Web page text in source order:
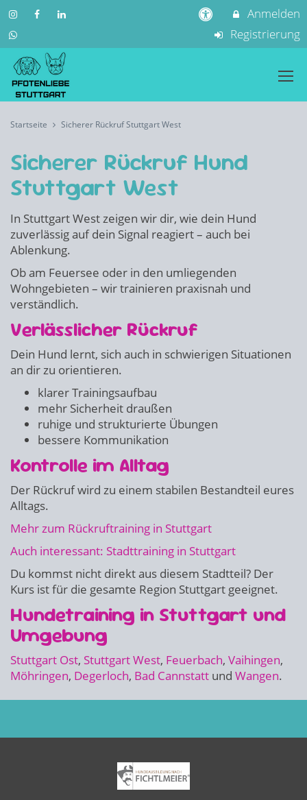
Anmelden
Registrierung
Startseite Sicherer Rückruf Stuttgart West
Sicherer Rückruf Hund
Stuttgart West
In Stuttgart West zeigen wir dir, wie dein Hund
zuverlässig auf dein Signal reagiert – auch bei
Ablenkung.
Ob am Feuersee oder in den umliegenden
Wohngebieten – wir trainieren praxisnah und
verständlich.
Verlässlicher Rückruf
Dein Hund lernt, sich auch in schwierigen Situationen
an dir zu orientieren.
klarer Trainingsaufbau
mehr Sicherheit draußen
ruhige und strukturierte Übungen
bessere Kommunikation
Kontrolle im Alltag
Der Rückruf wird zu einem stabilen Bestandteil eures
Alltags.
Mehr zum Rückruftraining in Stuttgart
Auch interessant: Stadttraining in Stuttgart
Du kommst nicht direkt aus diesem Stadtteil? Der
Kurs ist für die gesamte Region Stuttgart geeignet.
Hundetraining in Stuttgart und
Umgebung
Stuttgart Ost, Stuttgart West, Feuerbach, Vaihingen,
Möhringen, Degerloch, Bad Cannstatt und Wangen.